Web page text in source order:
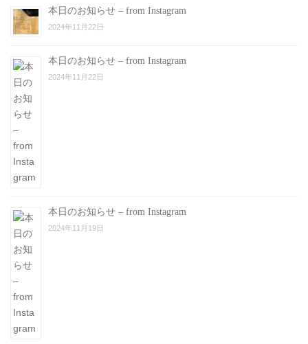
本日のお知らせ – from Instagram
2024年11月22日
本日のお知らせ – from Instagram
2024年11月22日
本日のお知らせ – from Instagram
2024年11月19日